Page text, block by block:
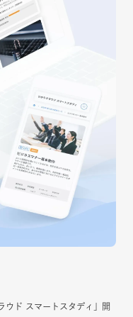
ウド スマートスタディ」開
ウド スマートスタディ」開